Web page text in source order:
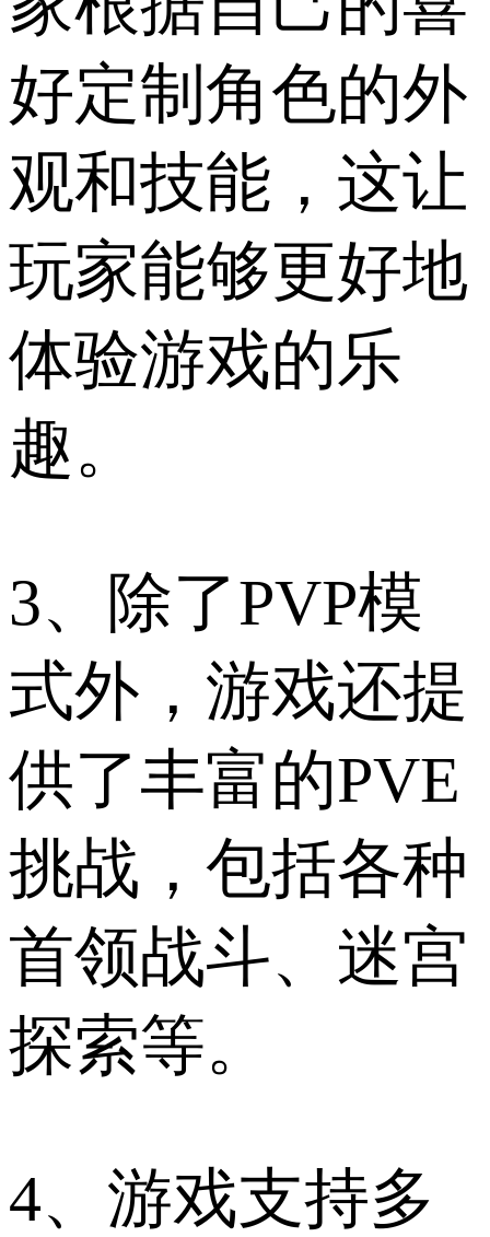
好定制角色的外
观和技能，这让
玩家能够更好地
体验游戏的乐
趣。
3、除了PVP模
式外，游戏还提
供了丰富的PVE
挑战，包括各种
首领战斗、迷宫
探索等。
4、游戏支持多